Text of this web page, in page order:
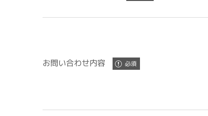
お問い合わせ内容